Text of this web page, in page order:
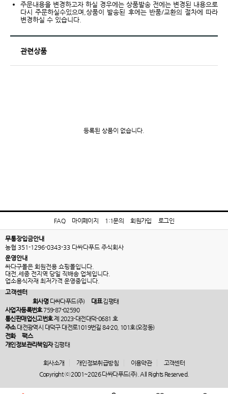
주문내용을 변경하고자 하실 경우에는 상품발송 전에는 변경된 내용으로
다시 주문하실수있으며,상품이 발송된 후에는 반품/교환의 절차에 따라
변경하실 수 있습니다.
관련상품
등록된 상품이 없습니다.
FAQ 마이페이지 1:1문의 회원가입 로그인
무통장입금안내
농협 351-1296-0343-33 다싸다푸드 주식회사
운영안내
싸다구몰은 회원전용 쇼핑몰입니다.
대전,세종 전지역 당일 직배송 업체입니다.
업소용식자재 최저가격 운영중입니다.
고객센터
회사명다싸다푸드(주) 대표김평태
사업자등록번호759-87-02590
통신판매업신고번호제 2023-대전대덕-0681 호
주소대전광역시 대덕구 대전로1019번길 84-20, 101호(오정동)
전화
팩스
개인정보관리책임자김평태
회사소개 개인정보취급방침 이용약관
고객센터
Copyright ⓒ 2001~2026 다싸다푸드(주). All Rights Reserved.